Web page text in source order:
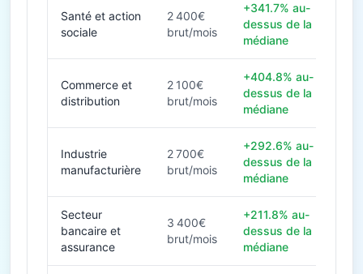
Santé et action
sociale
2 400€
brut/mois
+341.7% au-
dessus de la
médiane
Commerce et
distribution
2 100€
brut/mois
+404.8% au-
dessus de la
médiane
Industrie
manufacturière
2 700€
brut/mois
+292.6% au-
dessus de la
médiane
Secteur
bancaire et
assurance
3 400€
brut/mois
+211.8% au-
dessus de la
médiane